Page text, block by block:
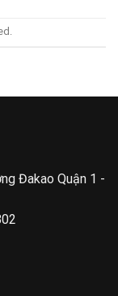
Đakao Quận 1 -